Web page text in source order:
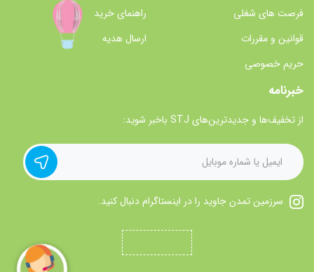
فرصت های شغلی
قوانین و مقررات
حریم خصوصی
راهنمای خرید
ارسال هدیه
خبرنامه
از تخفیف‌ها و جدیدترین‌های STJ باخبر شوید:
سرزمین تمدن جاوید را در اینستاگرام دنبال کنید.